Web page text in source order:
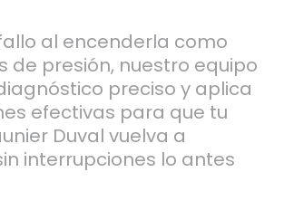
al encenderla como
de presión, nuestro equipo
preciso y aplica
efectivas para que tu
Duval vuelva a
interrupciones lo antes